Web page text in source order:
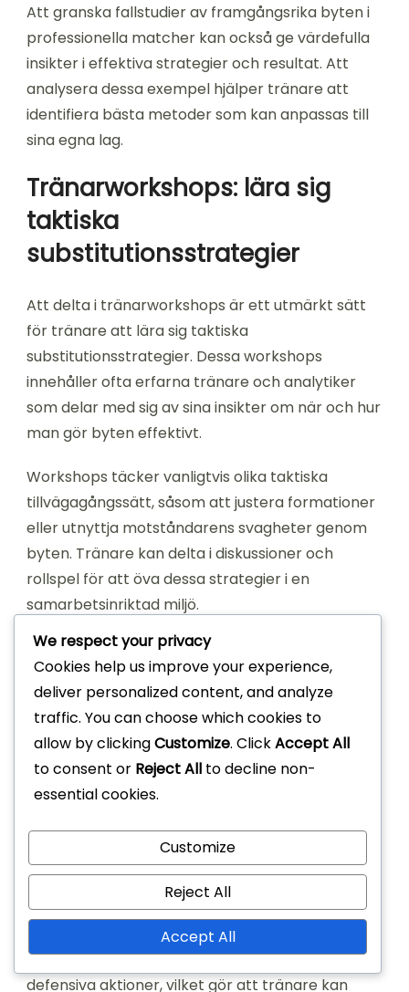
Att granska fallstudier av framgångsrika byten i
professionella matcher kan också ge värdefulla
insikter i effektiva strategier och resultat. Att
analysera dessa exempel hjälper tränare att
identifiera bästa metoder som kan anpassas till
sina egna lag.
Tränarworkshops: lära sig
taktiska
substitutionsstrategier
Att delta i tränarworkshops är ett utmärkt sätt
för tränare att lära sig taktiska
substitutionsstrategier. Dessa workshops
innehåller ofta erfarna tränare och analytiker
som delar med sig av sina insikter om när och hur
man gör byten effektivt.
Workshops täcker vanligtvis olika taktiska
tillvägagångssätt, såsom att justera formationer
eller utnyttja motståndarens svagheter genom
byten. Tränare kan delta i diskussioner och
rollspel för att öva dessa strategier i en
samarbetsinriktad miljö.
Nätverka med andra tränare under dessa
workshops kan också leda till delning av idéer
och erfarenheter, vilket ytterligare förbättrar en
tränarens förmåga att genomföra effektiva
byten i sina egna lag.
Verktyg för matchanalys:
utvärdera byteprestation
Att använda verktyg för matchanalys är
avgörande för att utvärdera prestationen hos
byten. Dessa verktyg kan ge detaljerad statistik
om spelarbidrag, såsom mål, assists och
defensiva aktioner, vilket gör att tränare kan
We respect your privacy
Cookies help us improve your experience,
deliver personalized content, and analyze
traffic. You can choose which cookies to
allow by clickingCustomize. ClickAccept All
to consent or Reject All to decline non-
essential cookies.
Customize
Reject All
Accept All